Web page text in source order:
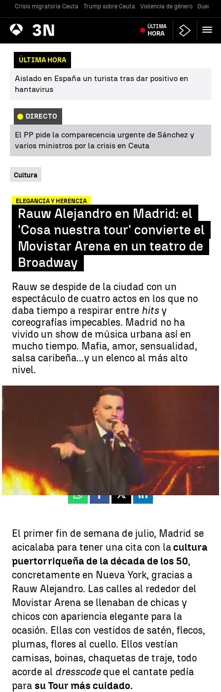
Crisis migratoria Ceuta Trump sobre Ceuta Violencia de género Guerra
Antena
3 Noticias ÚLTIMA
HORA
ÚLTIMA HORA
Aislado en España un turista tras dar positivo en
hantavirus
DIRECTO
El PP pide la comparecencia urgente de Sánchez y
varios ministros por la crisis en Ceuta
Cultura
ELEGANCIA Y HERENCIA
Rauw Alejandro en Madrid: el
'Cosa nuestra tour' convierte el
Movistar Arena en un teatro de
Broadway
Rauw se despide de la ciudad con un
espectáculo de cuatro actos en los que no
daba tiempo a respirar entre hitsy
coreografías impecables. Madrid no ha
vivido un show de música urbana así en
mucho tiempo. Mafia, amor, sensualidad,
salsa caribeña...y un elenco al más alto
nivel.
El concierto de Rauw Alejandro en Madrid
Irene Marín
Publicado: 08 de julio de 2025, 18:55
WhatsappFacebook
X Linkedin
El primer fin de semana de julio, Madrid se
acicalaba para tener una cita con lacultura
puertorriqueña de la década de los 50,
concretamente en Nueva York, gracias a
Rauw Alejandro. Las calles al rededor del
Movistar Arena se llenaban de chicas y
chicos con apariencia elegante para la
ocasión. Ellas con vestidos de satén, flecos,
plumas, flores al cuello. Ellos vestían
camisas, boinas, chaquetas de traje, todo
acorde al dresscodeque el cantate pedía
para su Tour más cuidado.